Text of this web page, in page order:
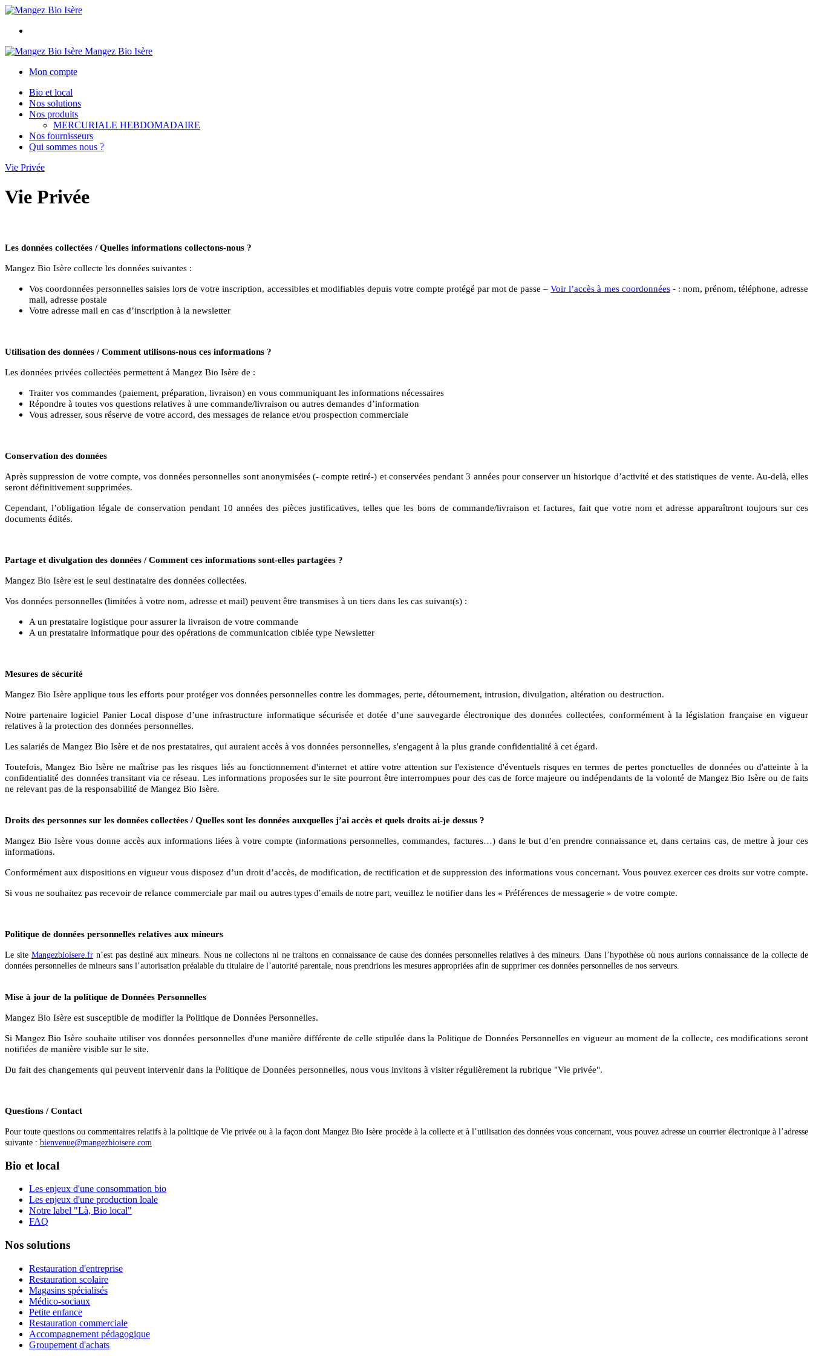
Mangez Bio Isère
Mon compte
Bio et local
Nos solutions
Nos produits
MERCURIALE HEBDOMADAIRE
Nos fournisseurs
Qui sommes nous ?
Vie Privée
Vie Privée
Les données collectées / Quelles informations collectons-nous ?
Mangez Bio Isère collecte les données suivantes :
Vos coordonnées personnelles saisies lors de votre inscription, accessibles et modifiables depuis votre compte protégé par mot de passe –Voir l’accès à mes coordonnées- : nom, prénom, téléphone, adresse
mail, adresse postale
Votre adresse mail en cas d’inscription à la newsletter
Utilisation des données / Comment utilisons-nous ces informations ?
Les données privées collectées permettent à Mangez Bio Isère de :
Traiter vos commandes (paiement, préparation, livraison) en vous communiquant les informations nécessaires
Répondre à toutes vos questions relatives à une commande/livraison ou autres demandes d’information
Vous adresser, sous réserve de votre accord, des messages de relance et/ou prospection commerciale
Conservation des données
Après suppression de votre compte, vos données personnelles sont anonymisées (- compte retiré-) et conservées pendant 3 années pour conserver un historique d’activité et des statistiques de vente. Au-delà, elles
seront définitivement supprimées.
Cependant, l’obligation légale de conservation pendant 10 années des pièces justificatives, telles que les bons de commande/livraison et factures, fait que votre nom et adresse apparaîtront toujours sur ces
documents édités.
Partage et divulgation des données / Comment ces informations sont-elles partagées ?
Mangez Bio Isère est le seul destinataire des données collectées.
Vos données personnelles (limitées à votre nom, adresse et mail) peuvent être transmises à un tiers dans les cas suivant(s) :
A un prestataire logistique pour assurer la livraison de votre commande
A un prestataire informatique pour des opérations de communication ciblée type Newsletter
Mesures de sécurité
Mangez Bio Isère applique tous les efforts pour protéger vos données personnelles contre les dommages, perte, détournement, intrusion, divulgation, altération ou destruction.
Notre partenaire logiciel Panier Local dispose d’une infrastructure informatique sécurisée et dotée d’une sauvegarde électronique des données collectées, conformément à la législation française en vigueur
relatives à la protection des données personnelles.
Les salariés de Mangez Bio Isère et de nos prestataires qui auraient accès à vos données personnelles, s'engagent à la plus grande confidentialité à cet égard.
Toutefois, Mangez Bio Isère ne maîtrise pas les risques liés au fonctionnement d'internet et attire votre attention sur l'existence d'éventuels risques en termes de pertes ponctuelles de données ou d'atteinte à la
confidentialité des données transitant via ce réseau. Les informations proposées sur le site pourront être interrompues pour des cas de force majeure ou indépendants de la volonté de Mangez Bio Isère ou de faits
ne relevant pas de la responsabilité de Mangez Bio Isère.
Droits des personnes sur les données collectées / Quelles sont les données auxquelles j’ai accès et quels droits ai-je dessus ?
Mangez Bio Isère vous donne accès aux informations liées à votre compte (informations personnelles, commandes, factures…) dans le but d’en prendre connaissance et, dans certains cas, de mettre à jour ces
informations.
Conformément aux dispositions en vigueur vous disposez d’un droit d’accès, de modification, de rectification et de suppression des informations vous concernant. Vous pouvez exercer ces droits sur votre compte.
Si vous ne souhaitez pas recevoir de relance commerciale par mail ou autres types d’emails de notre part, veuillez le notifier dans les « Préférences de messagerie » de votre compte.
Politique de données personnelles relatives aux mineurs
Le site Mangezbioisere.fr n’est pas destiné aux mineurs. Nous ne collectons ni ne traitons en connaissance de cause des données personnelles relatives à des mineurs. Dans l’hypothèse où nous aurions connaissance de la collecte de
données personnelles de mineurs sans l’autorisation préalable du titulaire de l’autorité parentale, nous prendrions les mesures appropriées afin de supprimer ces données personnelles de nos serveurs.
Mise à jour de la politique de Données Personnelles
Mangez Bio Isère est susceptible de modifier la Politique de Données Personnelles.
Si Mangez Bio Isère souhaite utiliser vos données personnelles d'une manière différente de celle stipulée dans la Politique de Données Personnelles en vigueur au moment de la collecte, ces modifications seront
notifiées de manière visible sur le site.
Du fait des changements qui peuvent intervenir dans la Politique de Données personnelles, nous vous invitons à visiter régulièrement la rubrique "Vie privée".
Questions / Contact
Pour toute questions ou commentaires relatifs à la politique de Vie privée ou à la façon dont Mangez Bio Isère procède à la collecte et à l’utilisation des données vous concernant, vous pouvez adresse un courrier électronique à l’adresse
suivante : bienvenue@mangezbioisere.com
Bio et local
Les enjeux d'une consommation bio
Les enjeux d'une production loale
Notre label "Là, Bio local"
FAQ
Nos solutions
Restauration d'entreprise
Restauration scolaire
Magasins spécialisés
Médico-sociaux
Petite enfance
Restauration commerciale
Accompagnement pédagogique
Groupement d'achats